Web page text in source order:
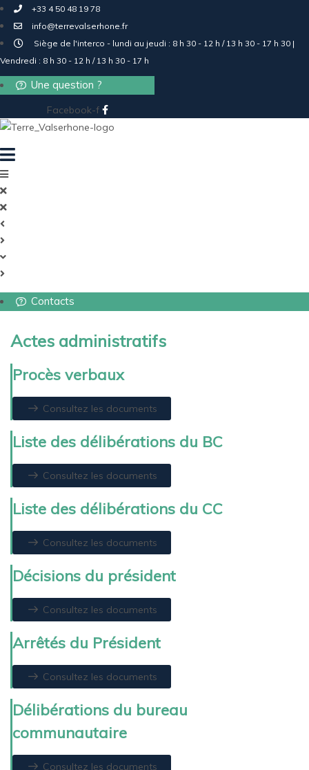
+33 4 50 48 19 78
info@terrevalserhone.fr
Siège de l'interco - lundi au jeudi : 8 h 30 - 12 h / 13 h 30 - 17 h 30 |
Vendredi : 8 h 30 - 12 h / 13 h 30 - 17 h
Une question ?
Facebook-f
Contacts
Actes administratifs
Procès verbaux
Consultez les documents
Liste des délibérations du BC
Consultez les documents
Liste des délibérations du CC
Consultez les documents
Décisions du président
Consultez les documents
Arrêtés du Président
Consultez les documents
Délibérations du bureau
communautaire
Consultez les documents